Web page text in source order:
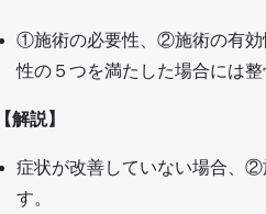
①施術の必要性、②施術の有
性の５つを満たした場合には
【解説】
症状が改善していない場合、②
す。